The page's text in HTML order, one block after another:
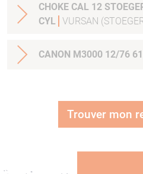
CHOKE CAL 12 STOEGER MOBIL CHOK + 2CM
CYL
VURSAN
CANON M3000 12/76
Trouver mon